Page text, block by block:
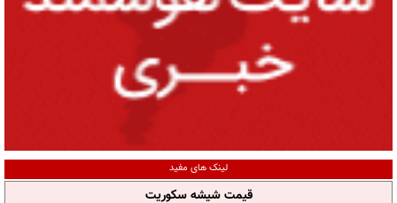
لینک های مفید
قیمت شیشه سکوریت